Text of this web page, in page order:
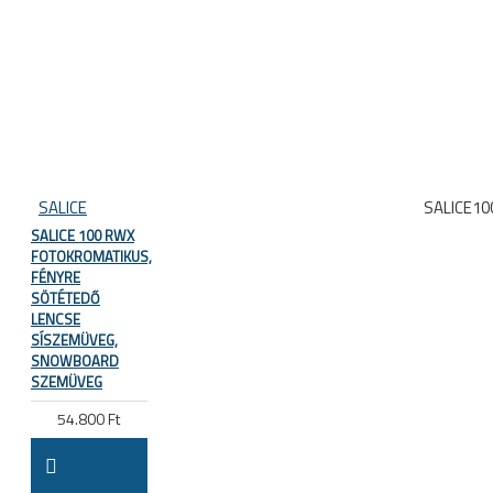
SALICE
SALICE 100 RWX
FOTOKROMATIKUS,
FÉNYRE
SÖTÉTEDŐ
LENCSE
SÍSZEMÜVEG,
SNOWBOARD
SZEMÜVEG
54.800 Ft